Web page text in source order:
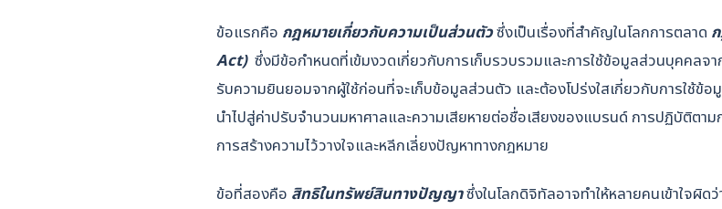
ข้อแรกคือ กฎหมายเกี่ยวกับความเป็นส่วนตัวซึ่งเป็นเรื่องที่สำคัญในโลกการตลาด
Act)ซึ่งมีข้อกำหนดที่เข้มงวดเกี่ยวกับการเก็บรวบรวมและการใช้ข้อมูลส่วนบุคคลจ
รับความยินยอมจากผู้ใช้ก่อนที่จะเก็บข้อมูลส่วนตัว และต้องโปร่งใสเกี่ยวกับการใช้ข้
นำไปสู่ค่าปรับจำนวนมหาศาลและความเสียหายต่อชื่อเสียงของแบรนด์ การปฏิบัติตา
การสร้างความไว้วางใจและหลีกเลี่ยงปัญหาทางกฎหมาย
ข้อที่สองคือ สิทธิในทรัพย์สินทางปัญญาซึ่งในโลกดิจิทัลอาจทำให้หลายคนเข้าใจผิ